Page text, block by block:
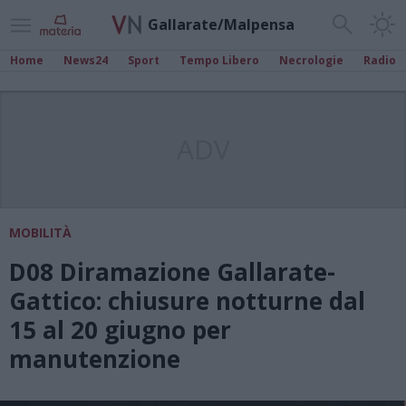
Gallarate/Malpensa
Home News24 Sport Tempo Libero Necrologie Radio
MOBILITÀ
D08 Diramazione Gallarate-
Gattico: chiusure notturne dal
15 al 20 giugno per
manutenzione